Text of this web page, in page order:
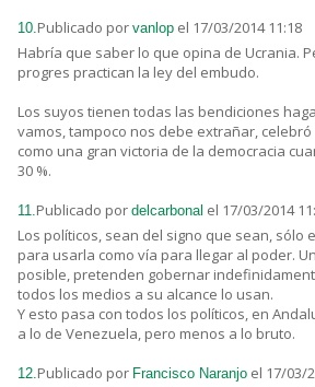
10.Publicado por vanlop el 17/03/2014 11:18
Habría que saber lo que opina de Ucrania.
progres practican la ley del embudo.
Los suyos tienen todas las bendiciones
vamos, tampoco nos debe extrañar,
como una gran victoria de la democracia
30 %.
11.Publicado por delcarbonal el 17/03/2014
Los políticos, sean del signo que sean, sólo
para usarla como vía para llegar al poder.
posible, pretenden gobernar
todos los medios a su alcance lo usan.
Y esto pasa con todos los políticos, en
a lo de Venezuela, pero menos a lo bruto.
12.Publicado por Francisco Naranjo el 17/03/